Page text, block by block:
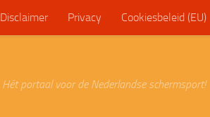
Disclaimer Privacy Cookiesbeleid (EU)
Hét portaal voor de Nederlandse schermsport!